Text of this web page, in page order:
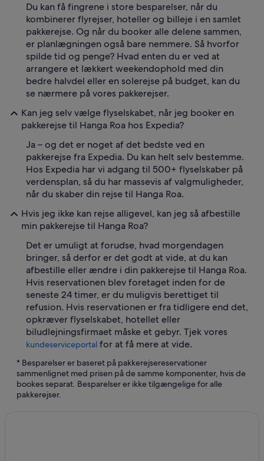
Du kan få fingrene i store besparelser, når du
kombinerer flyrejser, hoteller og billeje i en samlet
pakkerejse. Og når du booker alle delene sammen,
er planlægningen også bare nemmere. Så hvorfor
spilde tid og penge? Hvad enten du er ved at
arrangere et lækkert weekendophold med din
bedre halvdel eller en solerejse på budget, kan du
se nærmere på vores pakkerejser.
Kan jeg selv vælge flyselskabet, når jeg booker en
pakkerejse til Hanga Roa hos Expedia?
Ja – og det er noget af det bedste ved en
pakkerejse fra Expedia. Du kan helt selv bestemme.
Hos Expedia har vi adgang til 500+ flyselskaber på
verdensplan, så du har massevis af valgmuligheder,
når du skaber din rejse til Hanga Roa.
Hvis jeg ikke kan rejse alligevel, kan jeg så afbestille
min pakkerejse til Hanga Roa?
Det er umuligt at forudse, hvad morgendagen
bringer, så derfor er det godt at vide, at du kan
afbestille eller ændre i din pakkerejse til Hanga Roa.
Hvis reservationen blev foretaget inden for de
seneste 24 timer, er du muligvis berettiget til
refusion. Hvis reservationen er fra tidligere end det,
opkræver flyselskabet, hotellet eller
biludlejningsfirmaet måske et gebyr. Tjek vores
kundeserviceportal for at få mere at vide.
* Besparelser er baseret på pakkerejsereservationer
sammenlignet med prisen på de samme komponenter, hvis de
bookes separat. Besparelser er ikke tilgængelige for alle
pakkerejser.